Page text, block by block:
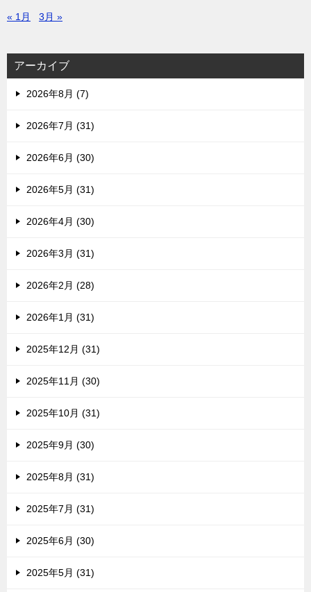
« 1月 3月 »
アーカイブ
2026年8月 (7)
2026年7月 (31)
2026年6月 (30)
2026年5月 (31)
2026年4月 (30)
2026年3月 (31)
2026年2月 (28)
2026年1月 (31)
2025年12月 (31)
2025年11月 (30)
2025年10月 (31)
2025年9月 (30)
2025年8月 (31)
2025年7月 (31)
2025年6月 (30)
2025年5月 (31)